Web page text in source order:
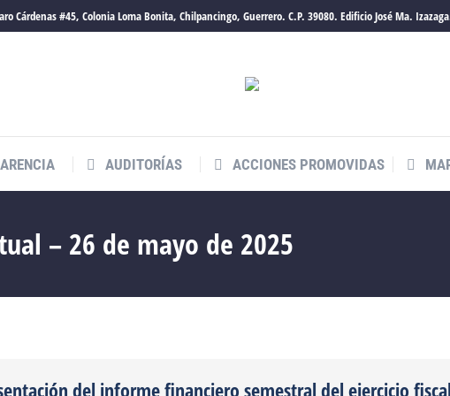
Cárdenas #45, Colonia Loma Bonita, Chilpancingo, Guerrero. C.P. 39080. Edificio José Ma.
AUDITORÍAS ACCIONES PROMOVIDAS
– 26 de mayo de 2025
del informe financiero semestral del ejercicio
AUDITORÍAS ACCIONES PROMOVIDAS